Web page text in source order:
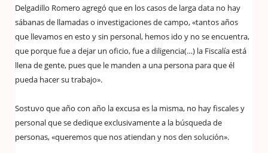
Delgadillo Romero agregó que en los casos de larga data no hay
sábanas de llamadas o investigaciones de campo, «tantos años
que llevamos en esto y sin personal, hemos ido y no se encuentra,
que porque fue a dejar un oficio, fue a diligencia(…) la Fiscalía está
llena de gente, pues que le manden a una persona para que él
pueda hacer su trabajo».
Sostuvo que año con año la excusa es la misma, no hay fiscales y
personal que se dedique exclusivamente a la búsqueda de
personas, «queremos que nos atiendan y nos den solución».